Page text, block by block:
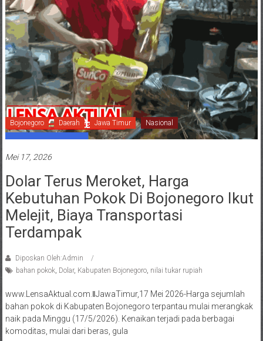
Bojonegoro Daerah Jawa Timur Nasional
Mei 17, 2026
Dolar Terus Meroket, Harga
Kebutuhan Pokok Di Bojonegoro Ikut
Melejit, Biaya Transportasi
Terdampak
Diposkan Oleh:Admin
bahan pokok, Dolar, Kabupaten Bojonegoro, nilai tukar rupiah
www.LensaAktual.com.ǁJawaTimur,17 Mei 2026-Harga sejumlah
bahan pokok di Kabupaten Bojonegoro terpantau mulai merangkak
naik pada Minggu (17/5/2026). Kenaikan terjadi pada berbagai
komoditas, mulai dari beras, gula